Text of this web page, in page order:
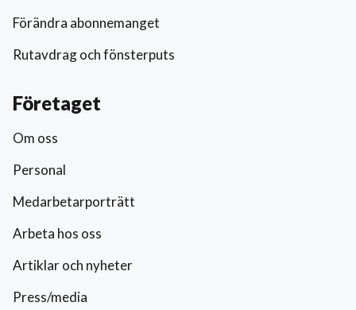
Förändra abonnemanget
Rutavdrag och fönsterputs
Företaget
Om oss
Personal
Medarbetarporträtt
Arbeta hos oss
Artiklar och nyheter
Press/media